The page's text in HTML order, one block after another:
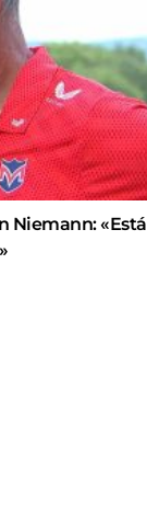
Niemann: «Está